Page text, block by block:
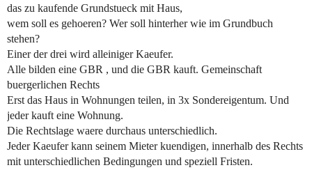
das zu kaufende Grundstueck mit Haus,
wem soll es gehoeren? Wer soll hinterher wie im Grundbuch
stehen?
Einer der drei wird alleiniger Kaeufer.
Alle bilden eine GBR , und die GBR kauft. Gemeinschaft
buergerlichen Rechts
Erst das Haus in Wohnungen teilen, in 3x Sondereigentum. Und
jeder kauft eine Wohnung.
Die Rechtslage waere durchaus unterschiedlich.
Jeder Kaeufer kann seinem Mieter kuendigen, innerhalb des Rechts
mit unterschiedlichen Bedingungen und speziell Fristen.